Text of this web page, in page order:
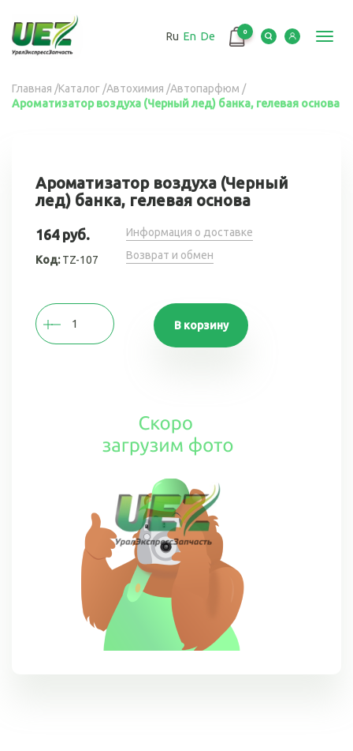
основному
содержанию
Ru En De 0
Вы
здесь
Главная /Каталог /Автохимия /Автопарфюм /
Ароматизатор воздуха (Черный лед) банка, гелевая основа
Ароматизатор воздуха (Черный
лед) банка, гелевая основа
164 руб.
Код:TZ-107
Информация о доставке
Возврат и обмен
В корзину